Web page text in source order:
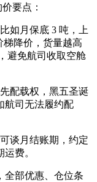
要点：
如月保底 3 吨，上
梯降价，货量越高
避免航司收取空舱
配载权，黑五圣诞
航司无法履约配
谈月结账期，约定
费。
部优惠、仓位条